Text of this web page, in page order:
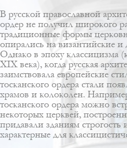
В русской православной
ордер не получил широкого
традиционные формы
опирались на византийские и
Однако в эпоху классицизма
XIX века), когда русская
заимствовала европейские
тосканского ордера стали
храмов и колоколен.
тосканского ордера можно
некоторых церквей,
придавали зданиям
характерные для